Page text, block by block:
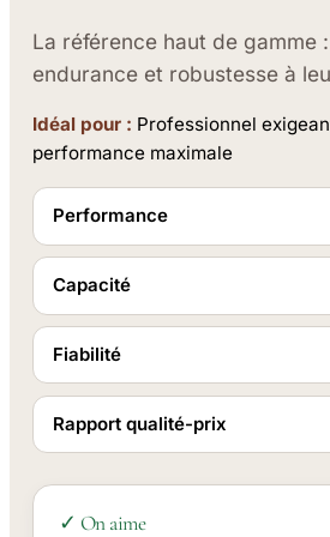
La référence haut de gamme
endurance et robustesse à
Idéal pour : Professionnel
performance maximale
Performance
Capacité
Fiabilité
Rapport qualité-prix
✓ On aime